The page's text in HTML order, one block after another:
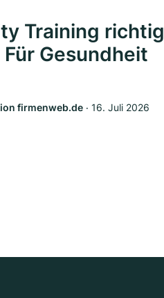
Training richtig
Gesundheit
firmenweb.de ‧ 16. Juli 2026